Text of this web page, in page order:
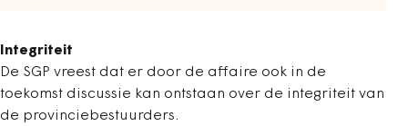
Integriteit
De SGP vreest dat er door de affaire ook in de
toekomst discussie kan ontstaan over de integriteit van
de provinciebestuurders.